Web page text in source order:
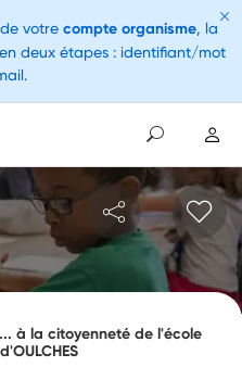
à la citoyenneté de l'école
votre compte organisme, la
deux étapes : identifiant/mot